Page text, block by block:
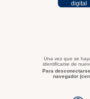
digital
Una vez que se
identificarse de
Para
navegador